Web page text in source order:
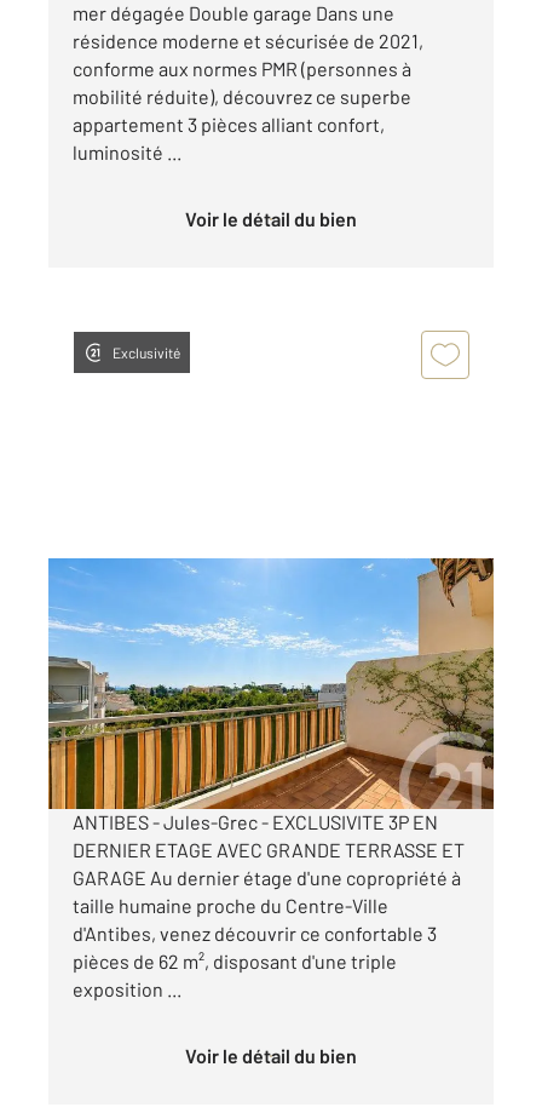
mer dégagée Double garage Dans une
résidence moderne et sécurisée de 2021,
conforme aux normes PMR (personnes à
mobilité réduite), découvrez ce superbe
appartement 3 pièces alliant confort,
luminosité ...
Voir le détail du bien
Exclusivité
, 3 pièces
Ref : 38231
Appartement F3 à vendre
330 000 €
Visiter le site dédié
ANTIBES - Jules-Grec - EXCLUSIVITE 3P EN
DERNIER ETAGE AVEC GRANDE TERRASSE ET
GARAGE Au dernier étage d'une copropriété à
taille humaine proche du Centre-Ville
d'Antibes, venez découvrir ce confortable 3
pièces de 62 m², disposant d'une triple
exposition ...
Voir le détail du bien